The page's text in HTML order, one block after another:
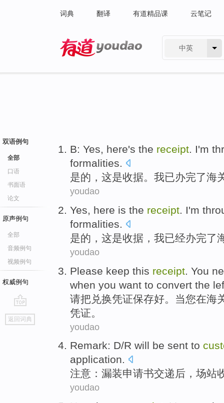
词典 翻译 有道精品课 云笔记
中英
双语例句
全部
口语
书面语
论文
原声例句
全部
音频例句
视频例句
权威例句
go
top
返回词典
B: Yes, here's the receipt. I'm
formalities.
是的 ， 这是收据。 我已办完了海
youdao
Yes, here is the receipt. I'm
formalities.
是的 ， 这是收据 ， 我已经办完了
youdao
Please keep this receipt You
when you want to convert the
请把 兑换凭证保存好。 当您在海
凭证。
youdao
Remark: D/R will be sent to
application.
注意 ：漏装申请书交递后， 场站
youdao